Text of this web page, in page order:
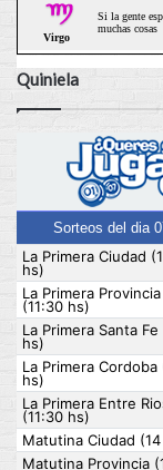
Quiniela